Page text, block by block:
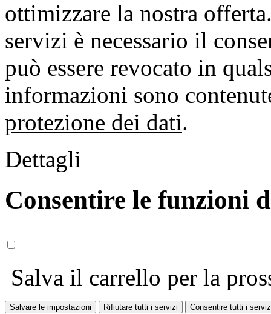
ottimizzare la nostra
servizi è necessario il
può essere revocato in
informazioni sono
protezione dei dati.
Dettagli
Consentire le funzioni
Salva il carrello per la
Salvare le impostazioni Rifiutare tutti i servizi Consentire tutti i